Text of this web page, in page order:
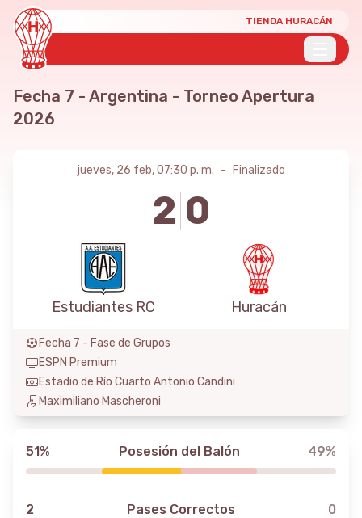
TIENDA HURACÁN
Fecha 7 - Argentina - Torneo Apertura
2026
jueves, 26 feb, 07:30 p. m. - Finalizado
Estudiantes RC
2 0
Huracán
Fecha 7 - Fase de Grupos
ESPN Premium
Estadio de Río Cuarto Antonio Candini
Maximiliano Mascheroni
51% Posesión del Balón 49%
2 Pases Correctos 0